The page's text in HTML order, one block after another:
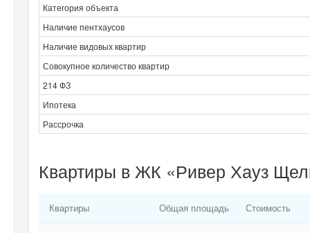
Категория объекта
Наличие пентхаусов
Наличие видовых квартир
Совокупное количество квартир
214 ФЗ
Ипотека
Рассрочка
Квартиры в ЖК «Ривер Хауз
Квартиры Общая площадь Стоимость